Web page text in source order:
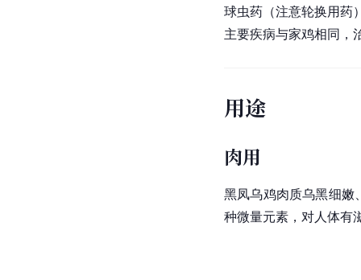
球虫药（注意轮换用药
主要疾病与家鸡相同，
用途
肉用
黑凤乌鸡肉质乌黑细嫩
种微量元素 ，对人体有